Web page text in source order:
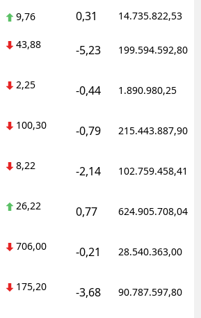
9,76 0,31 14.735.822,53
43,88 -5,23 199.594.592,80
2,25 -0,44 1.890.980,25
100,30 -0,79 215.443.887,90
8,22 -2,14 102.759.458,41
26,22 0,77 624.905.708,04
706,00 -0,21 28.540.363,00
175,20 -3,68 90.787.597,80